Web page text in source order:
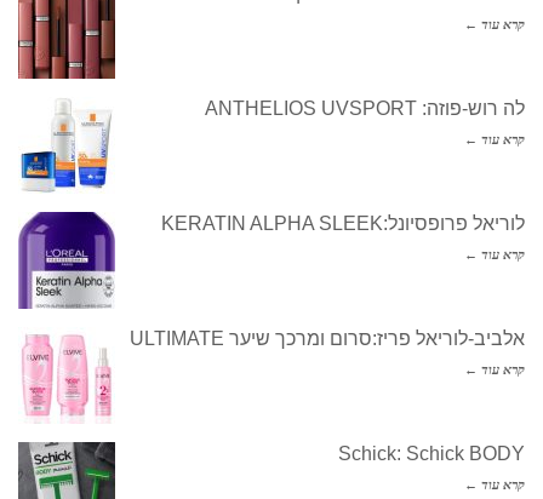
קרא עוד ←
לה רוש-פוזה: ANTHELIOS UVSPORT
קרא עוד ←
לוריאל פרופסיונל:KERATIN ALPHA SLEEK
קרא עוד ←
אלביב-לוריאל פריז:סרום ומרכך שיער ULTIMATE
קרא עוד ←
Schick: Schick BODY
קרא עוד ←